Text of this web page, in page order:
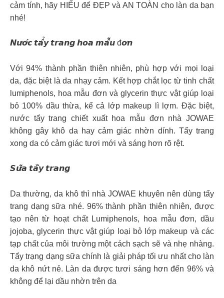
cảm tính, hãy HIỂU để ĐẸP và AN TOÀN cho làn da bạn
nhé!
𝙉𝙪̛𝙤̛́𝙘 𝙩𝙖̂̉𝙮 𝙩𝙧𝙖𝙣𝙜 𝙝𝙤𝙖 𝙢𝙖̂̃𝙪 đ𝙤̛𝙣
Với 94% thành phần thiên nhiên, phù hợp với mọi loại
da, đặc biệt là da nhạy cảm. Kết hợp chắt lọc từ tinh chất
lumiphenols, hoa mẫu đơn và glycerin thực vật giúp loại
bỏ 100% dầu thừa, kể cả lớp makeup lì lợm. Đặc biệt,
nước tẩy trang chiết xuất hoa mẫu đơn nhà JOWAE
không gây khô da hay cảm giác nhờn dính. Tẩy trang
xong da có cảm giác tươi mới và sáng hơn rõ rệt.
𝙎𝙪̛̃𝙖 𝙩𝙖̂̉𝙮 𝙩𝙧𝙖𝙣𝙜
Da thường, da khô thì nhà JOWAE khuyên nên dùng tẩy
trang dạng sữa nhé. 96% thành phần thiên nhiên, được
tạo nên từ hoạt chất Lumiphenols, hoa mẫu đơn, dầu
jojoba, glycerin thực vật giúp loại bỏ lớp makeup và các
tạp chất của môi trường một cách sạch sẽ và nhẹ nhàng.
Tẩy trạng dạng sữa chính là giải pháp tối ưu nhất cho làn
da khô nứt nẻ. Làn da được tươi sáng hơn đến 96% và
không để lại dầu nhờn trên da